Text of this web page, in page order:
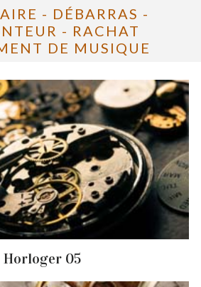
- DÉBARRAS -
- RACHAT
DE MUSIQUE
Horloger 05